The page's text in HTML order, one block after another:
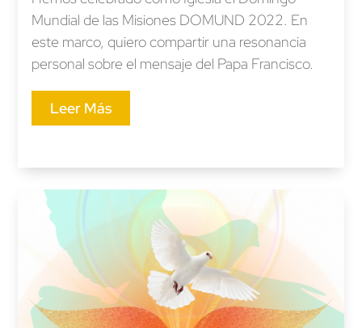
Mundial de las Misiones DOMUND 2022. En
este marco, quiero compartir una resonancia
personal sobre el mensaje del Papa Francisco.
Leer Más